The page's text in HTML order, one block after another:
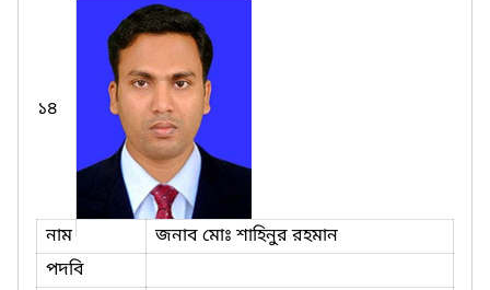
১৪
নাম
জনাব মোঃ শাহিনুর রহমান
পদবি